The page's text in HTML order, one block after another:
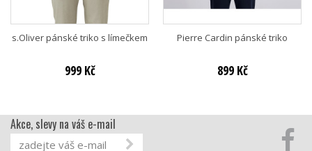
s.Oliver pánské triko s límečkem
999 Kč
Pierre Cardin pánské triko
899 Kč
Akce, slevy na váš e-mail